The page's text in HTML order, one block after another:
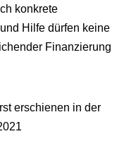
konkrete
Hilfe dürfen keine
Finanzierung
erschienen in der